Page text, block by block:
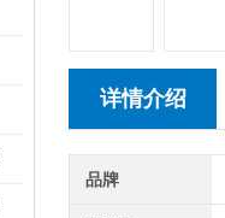
详情介绍
品牌